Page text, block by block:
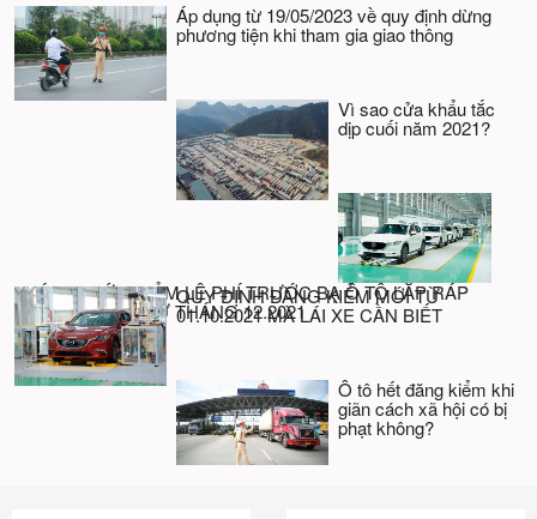
Áp dụng từ 19/05/2023 về quy định dừng
phương tiện khi tham gia giao thông
Vì sao cửa khẩu tắc
dịp cuối năm 2021?
CHÍNH THỨC GIẢM LỆ PHÍ TRƯỚC BẠ Ô TÔ LẮP RÁP
TRONG NƯỚC TỪ THÁNG 12.2021
QUY ĐỊNH ĐĂNG KIỂM MỚI TỪ
01.10.2021 MÀ LÁI XE CẦN BIẾT
Ô tô hết đăng kiểm khi
giãn cách xã hội có bị
phạt không?